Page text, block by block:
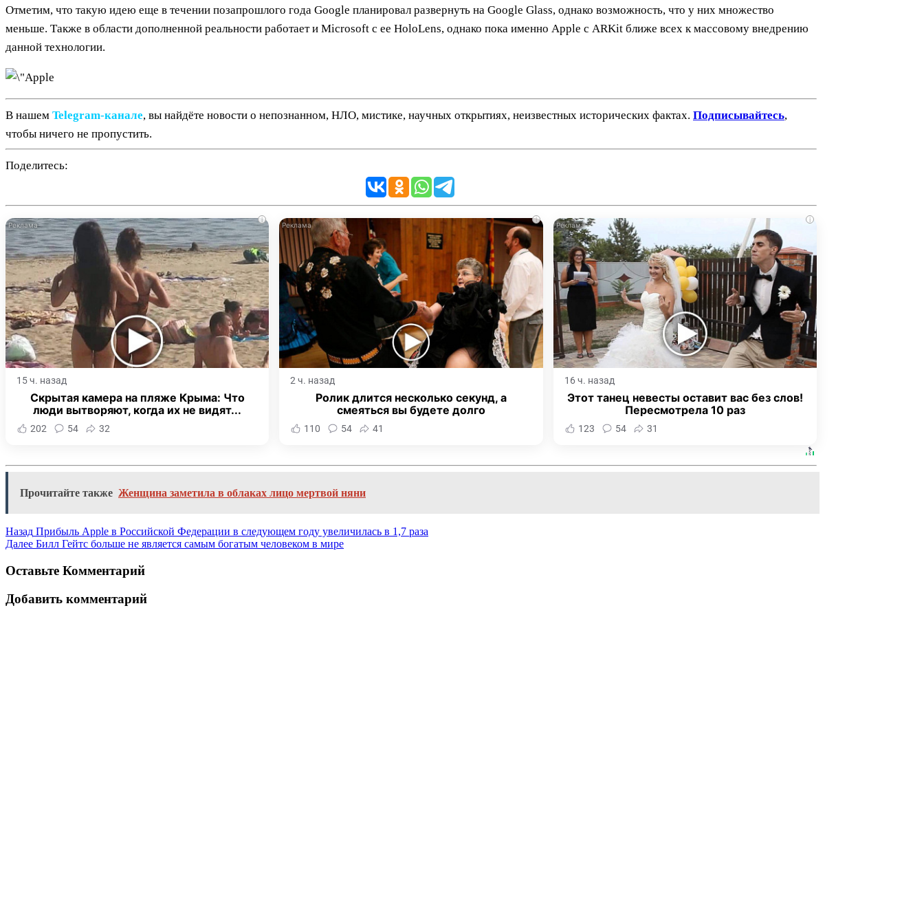
Отметим, что такую идею еще в течении позапрошлого года Google планировал развернуть на Google Glass, однако возможность, что у них множество
меньше. Также в области дополненной реальности работает и Microsoft с ее HoloLens, однако пока именно Apple с ARKit ближе всех к массовому внедрению
данной технологии.
В нашем Telegram‑канале, вы найдёте новости о непознанном, НЛО, мистике, научных открытиях, неизвестных исторических фактах. Подписывайтесь,
чтобы ничего не пропустить.
Поделитесь:
i
15 ч. назад
Скрытая камера на пляже Крыма: Что
люди вытворяют, когда их не видят...
202 54 32
i
2 ч. назад
Ролик длится несколько секунд, а
смеяться вы будете долго
110 54 41
i
16 ч. назад
Этот танец невесты оставит вас без слов!
Пересмотрела 10 раз
123 54 31
Прочитайте также Женщина заметила в облаках лицо мертвой няни
Назад Прибыль Apple в Российской Федерации в следующем году увеличилась в 1,7 раза
Далее Билл Гейтс больше не является самым богатым человеком в мире
Оставьте Комментарий
Добавить комментарий